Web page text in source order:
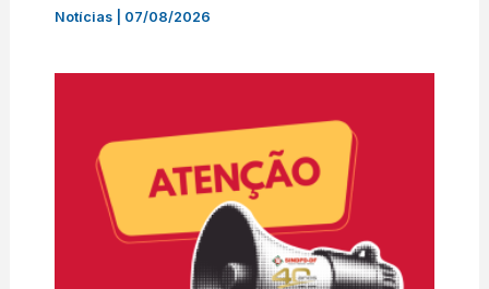
Notícias| 07/08/2026